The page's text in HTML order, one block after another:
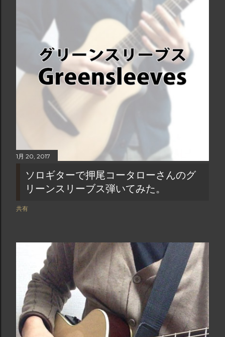
1月 20, 2017
ソロギターで押尾コータローさんのグ
リーンスリーブス弾いてみた。
共有